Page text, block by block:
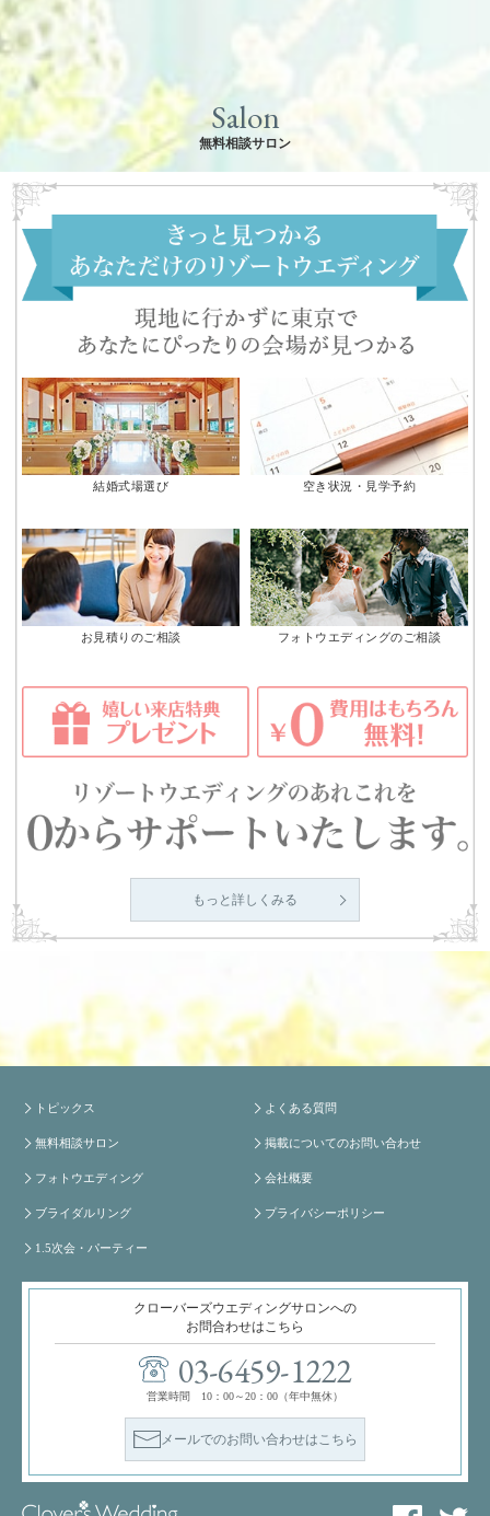
Salon
無料相談サロン
結婚式場選び 空き状況・見学予約
お見積りのご相談 フォトウエディングのご相談
もっと詳しくみる
トピックス
無料相談サロン
フォトウエディング
ブライダルリング
1.5次会・パーティー
よくある質問
掲載についてのお問い合わせ
会社概要
プライバシーポリシー
クローバーズウエディングサロンへの
お問合わせはこちら
03-6459-1222
営業時間 10：00～20：00（年中無休）
メールでのお問い合わせはこちら